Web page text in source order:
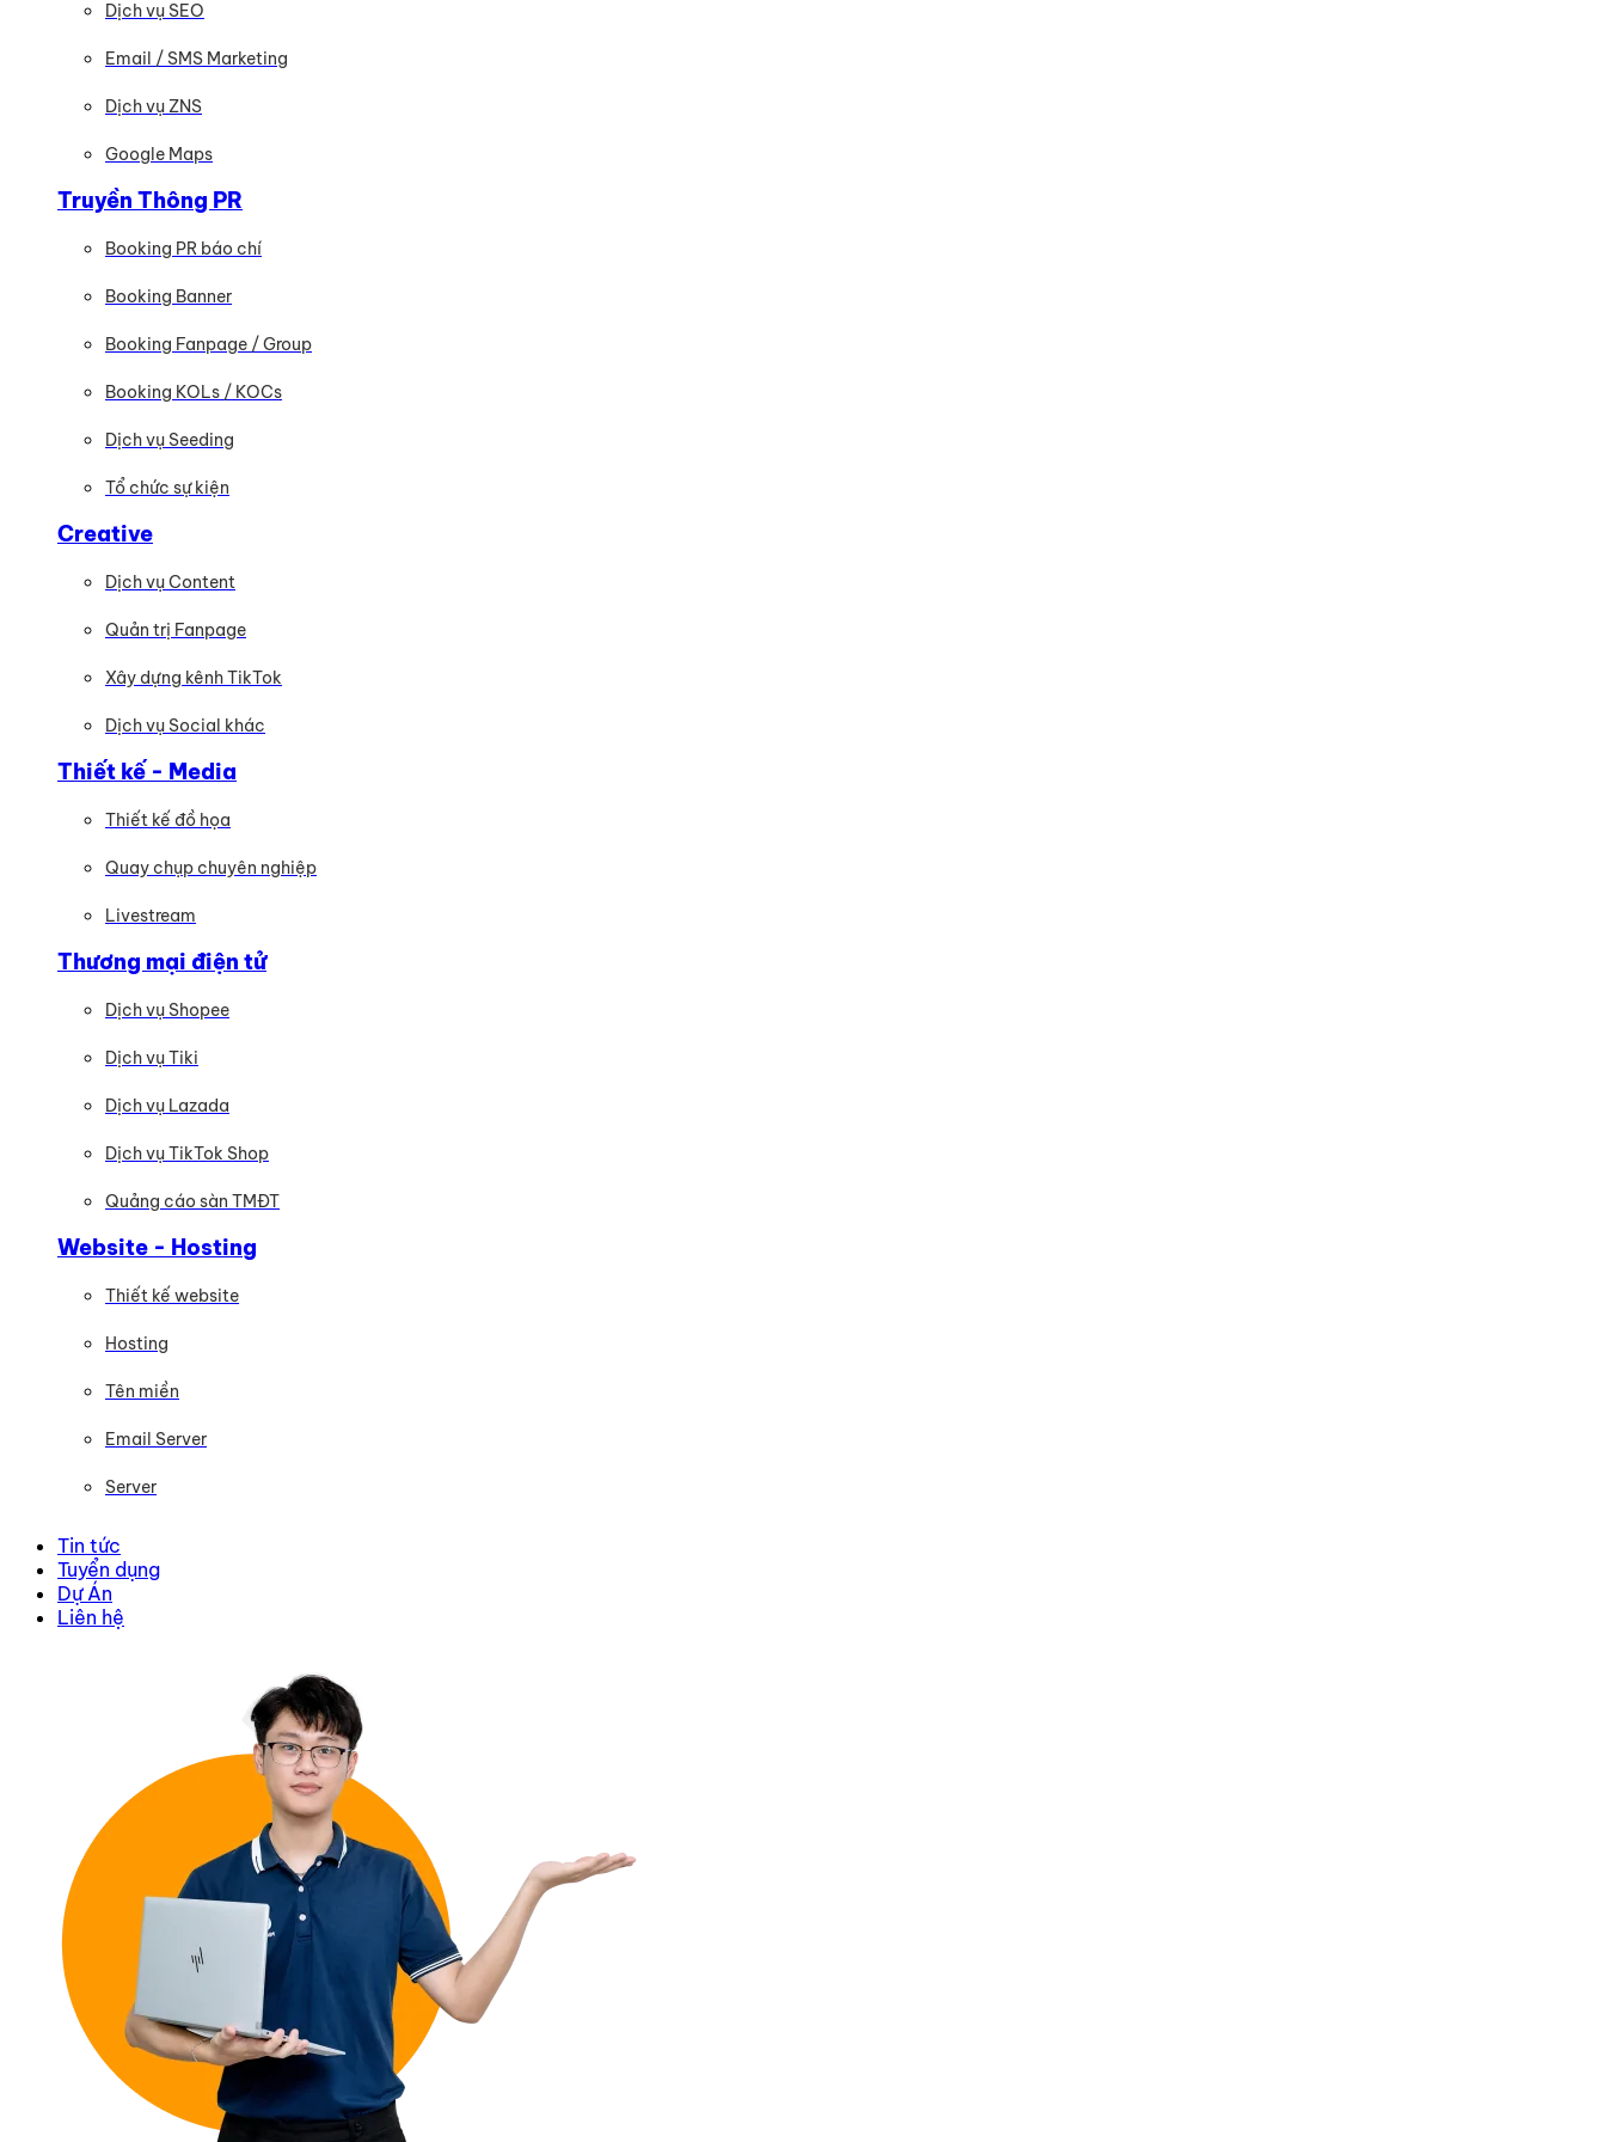
Dịch vụ SEO
Email / SMS Marketing
Dịch vụ ZNS
Google Maps
Truyền Thông PR
Booking PR báo chí
Booking Banner
Booking Fanpage / Group
Booking KOLs / KOCs
Dịch vụ Seeding
Tổ chức sự kiện
Creative
Dịch vụ Content
Quản trị Fanpage
Xây dựng kênh TikTok
Dịch vụ Social khác
Thiết kế - Media
Thiết kế đồ họa
Quay chụp chuyên nghiệp
Livestream
Thương mại điện tử
Dịch vụ Shopee
Dịch vụ Tiki
Dịch vụ Lazada
Dịch vụ TikTok Shop
Quảng cáo sàn TMĐT
Website - Hosting
Thiết kế website
Hosting
Tên miền
Email Server
Server
Tin tức
Tuyển dụng
Dự Án
Liên hệ